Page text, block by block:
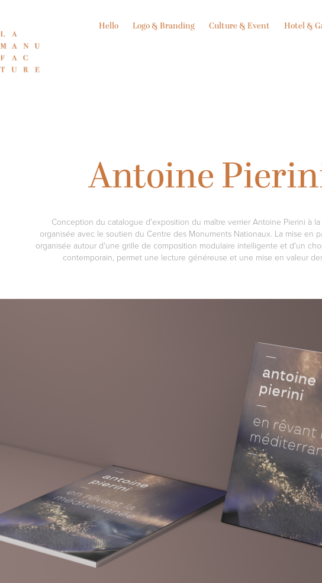
Hello Logo & Branding Culture & Event Hotel &
Antoine
Conception du catalogue d'exposition du maître verrier Antoine Pierini à la
organisée avec le soutien du Centre des Monuments Nationaux. La mise en
organisée autour d'une grille de composition modulaire intelligente et d'un
contemporain, permet une lecture généreuse et une mise en valeur